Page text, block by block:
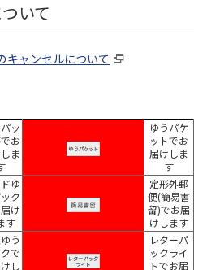
いて
キャンセルについて
ッ
お
ま
ゆうパケ
ットでお
届けしま
す
ゆ
ク
け
す
定形外郵
便(簡易書
留)でお届
けします
う
で
し
レターパ
ックライ
トでお届